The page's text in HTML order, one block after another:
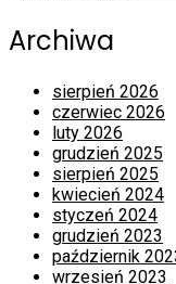
Archiwa
sierpień 2026
czerwiec 2026
luty 2026
grudzień 2025
sierpień 2025
kwiecień 2024
styczeń 2024
grudzień 2023
październik
wrzesień 2023